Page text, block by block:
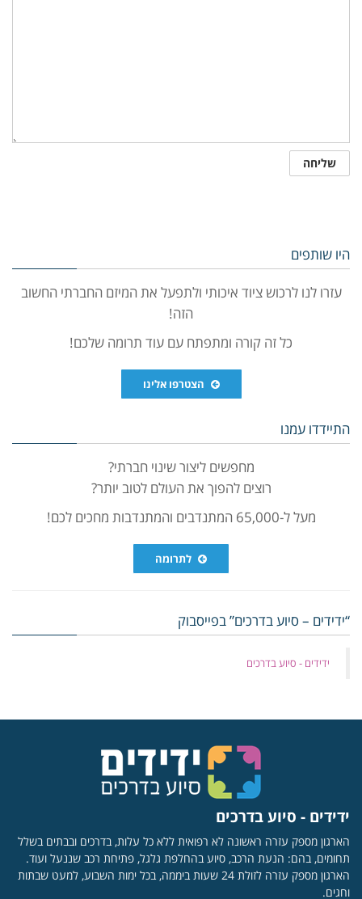
היו שותפים
עזרו לנו לרכוש ציוד איכותי ולתפעל את המיזם החברתי החשוב
הזה!
כל זה קורה ומתפתח עם עוד תרומה שלכם!
הצטרפו אלינו
התיידדו עמנו
מחפשים ליצור שינוי חברתי?
רוצים להפוך את העולם לטוב יותר?
מעל ל-65,000 המתנדבים והמתנדבות מחכים לכם!
לתרומה
“ידידים – סיוע בדרכים” בפייסבוק
‏ידידים - סיוע בדרכים
ידידים - סיוע בדרכים
הארגון מספק עזרה ראשונה לא רפואית ללא כל עלות, בדרכים ובבתים בשלל
תחומים, בהם: הנעת הרכב, סיוע בהחלפת גלגל, פתיחת רכב שננעל ועוד.
הארגון מספק עזרה לזולת 24 שעות ביממה, בכל ימות השבוע, למעט שבתות
וחגים.